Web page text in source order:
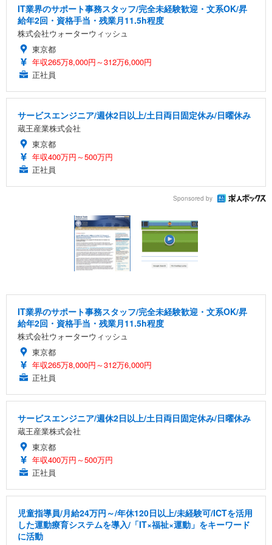
IT業界のサポート事務スタッフ/完全未経験歓迎・文系OK/昇
給年2回・資格手当・残業月11.5h程度
株式会社ウォーターウィッシュ
東京都
年収265万8,000円～312万6,000円
正社員
サービスエンジニア/週休2日以上/土日両日固定休み/日曜休み
蔵王産業株式会社
東京都
年収400万円～500万円
正社員
Sponsored by
IT業界のサポート事務スタッフ/完全未経験歓迎・文系OK/昇
給年2回・資格手当・残業月11.5h程度
株式会社ウォーターウィッシュ
東京都
年収265万8,000円～312万6,000円
正社員
サービスエンジニア/週休2日以上/土日両日固定休み/日曜休み
蔵王産業株式会社
東京都
年収400万円～500万円
正社員
児童指導員/月給24万円～/年休120日以上/未経験可/ICTを活用
した運動療育システムを導入/「IT×福祉×運動」をキーワード
に活動